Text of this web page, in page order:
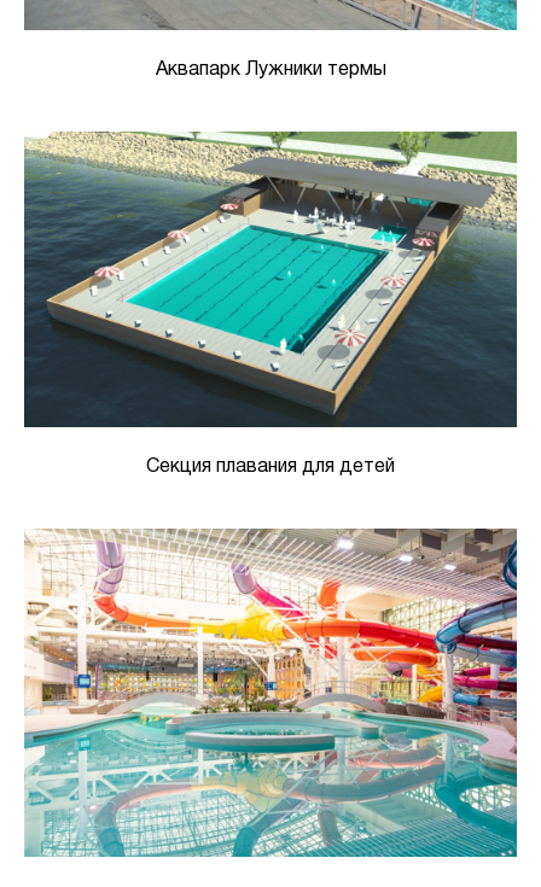
Аквапарк Лужники термы
Секция плавания для детей